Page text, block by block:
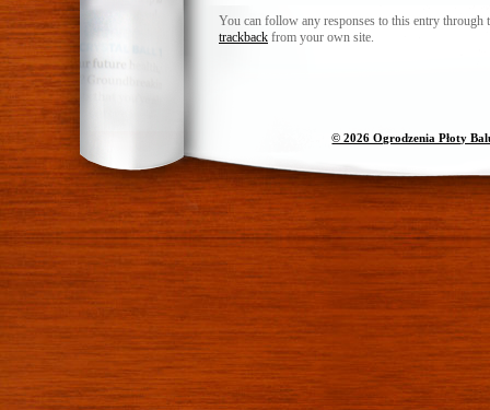
You can follow any responses to this entry through
trackback from your own site.
© 2026 Ogrodzenia Płoty